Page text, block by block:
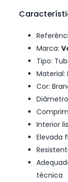
Marca:
Tipo:
Material:
Cor:
Interior
Elevada
técnica